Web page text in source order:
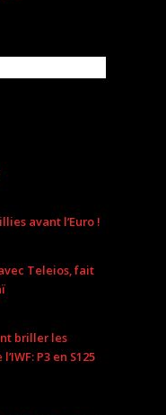
avant l’Euro !
Teleios, fait
briller les
P3 en S125